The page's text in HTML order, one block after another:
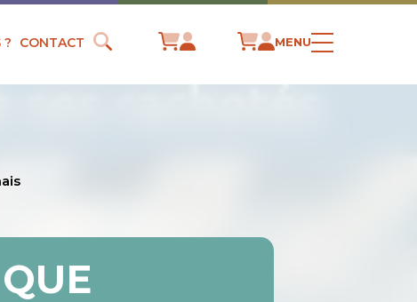
? CONTACT MENU